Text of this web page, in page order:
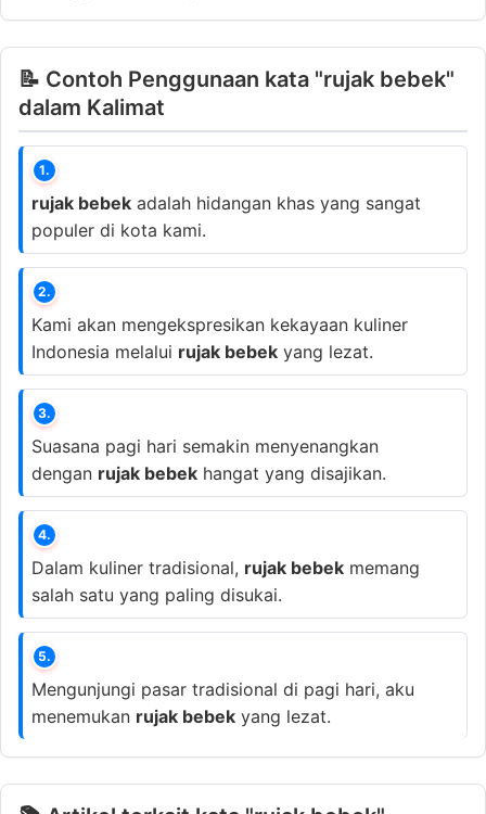
📝 Contoh Penggunaan kata "rujak bebek"
dalam Kalimat
1.
rujak bebek adalah hidangan khas yang sangat
populer di kota kami.
2.
Kami akan mengekspresikan kekayaan kuliner
Indonesia melalui rujak bebek yang lezat.
3.
Suasana pagi hari semakin menyenangkan
dengan rujak bebek hangat yang disajikan.
4.
Dalam kuliner tradisional, rujak bebek memang
salah satu yang paling disukai.
5.
Mengunjungi pasar tradisional di pagi hari, aku
menemukan rujak bebek yang lezat.